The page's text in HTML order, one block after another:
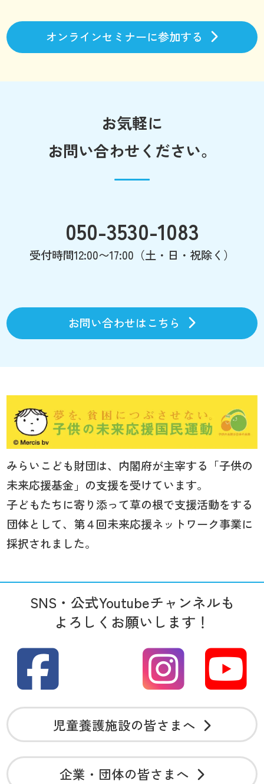
オンラインセミナーに参加する
お気軽に
お問い合わせください。
050-3530-1083
受付時間12:00〜17:00（土・日・祝除く）
お問い合わせはこちら
みらいこども財団は、内閣府が主宰する「子供の
未来応援基金」の支援を受けています。
子どもたちに寄り添って草の根で支援活動をする
団体として、第４回未来応援ネットワーク事業に
採択されました。
SNS・公式Youtubeチャンネルも
よろしくお願いします！
児童養護施設の皆さまへ
企業・団体の皆さまへ